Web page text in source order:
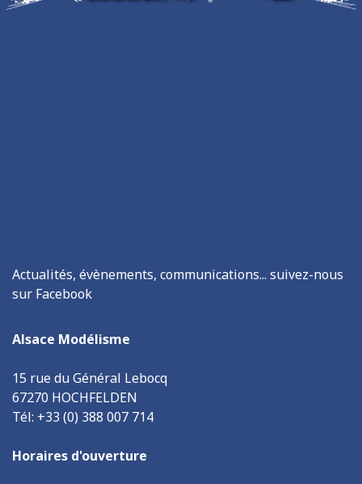
Actualités, évènements, communications... suivez-nous
sur Facebook
Alsace Modélisme
15 rue du Général Lebocq
67270 HOCHFELDEN
Tél: +33 (0) 388 007 714
Horaires d'ouverture